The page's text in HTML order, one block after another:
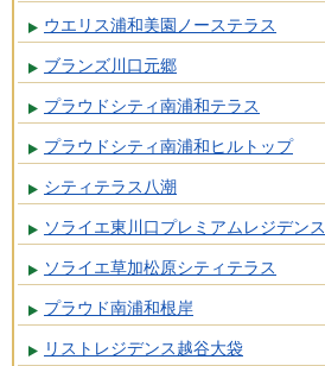
ウエリス浦和美園ノーステラス
ブランズ川口元郷
プラウドシティ南浦和テラス
プラウドシティ南浦和ヒルトップ
シティテラス八潮
ソライエ東川口プレミアムレジデンス
ソライエ草加松原シティテラス
プラウド南浦和根岸
リストレジデンス越谷大袋